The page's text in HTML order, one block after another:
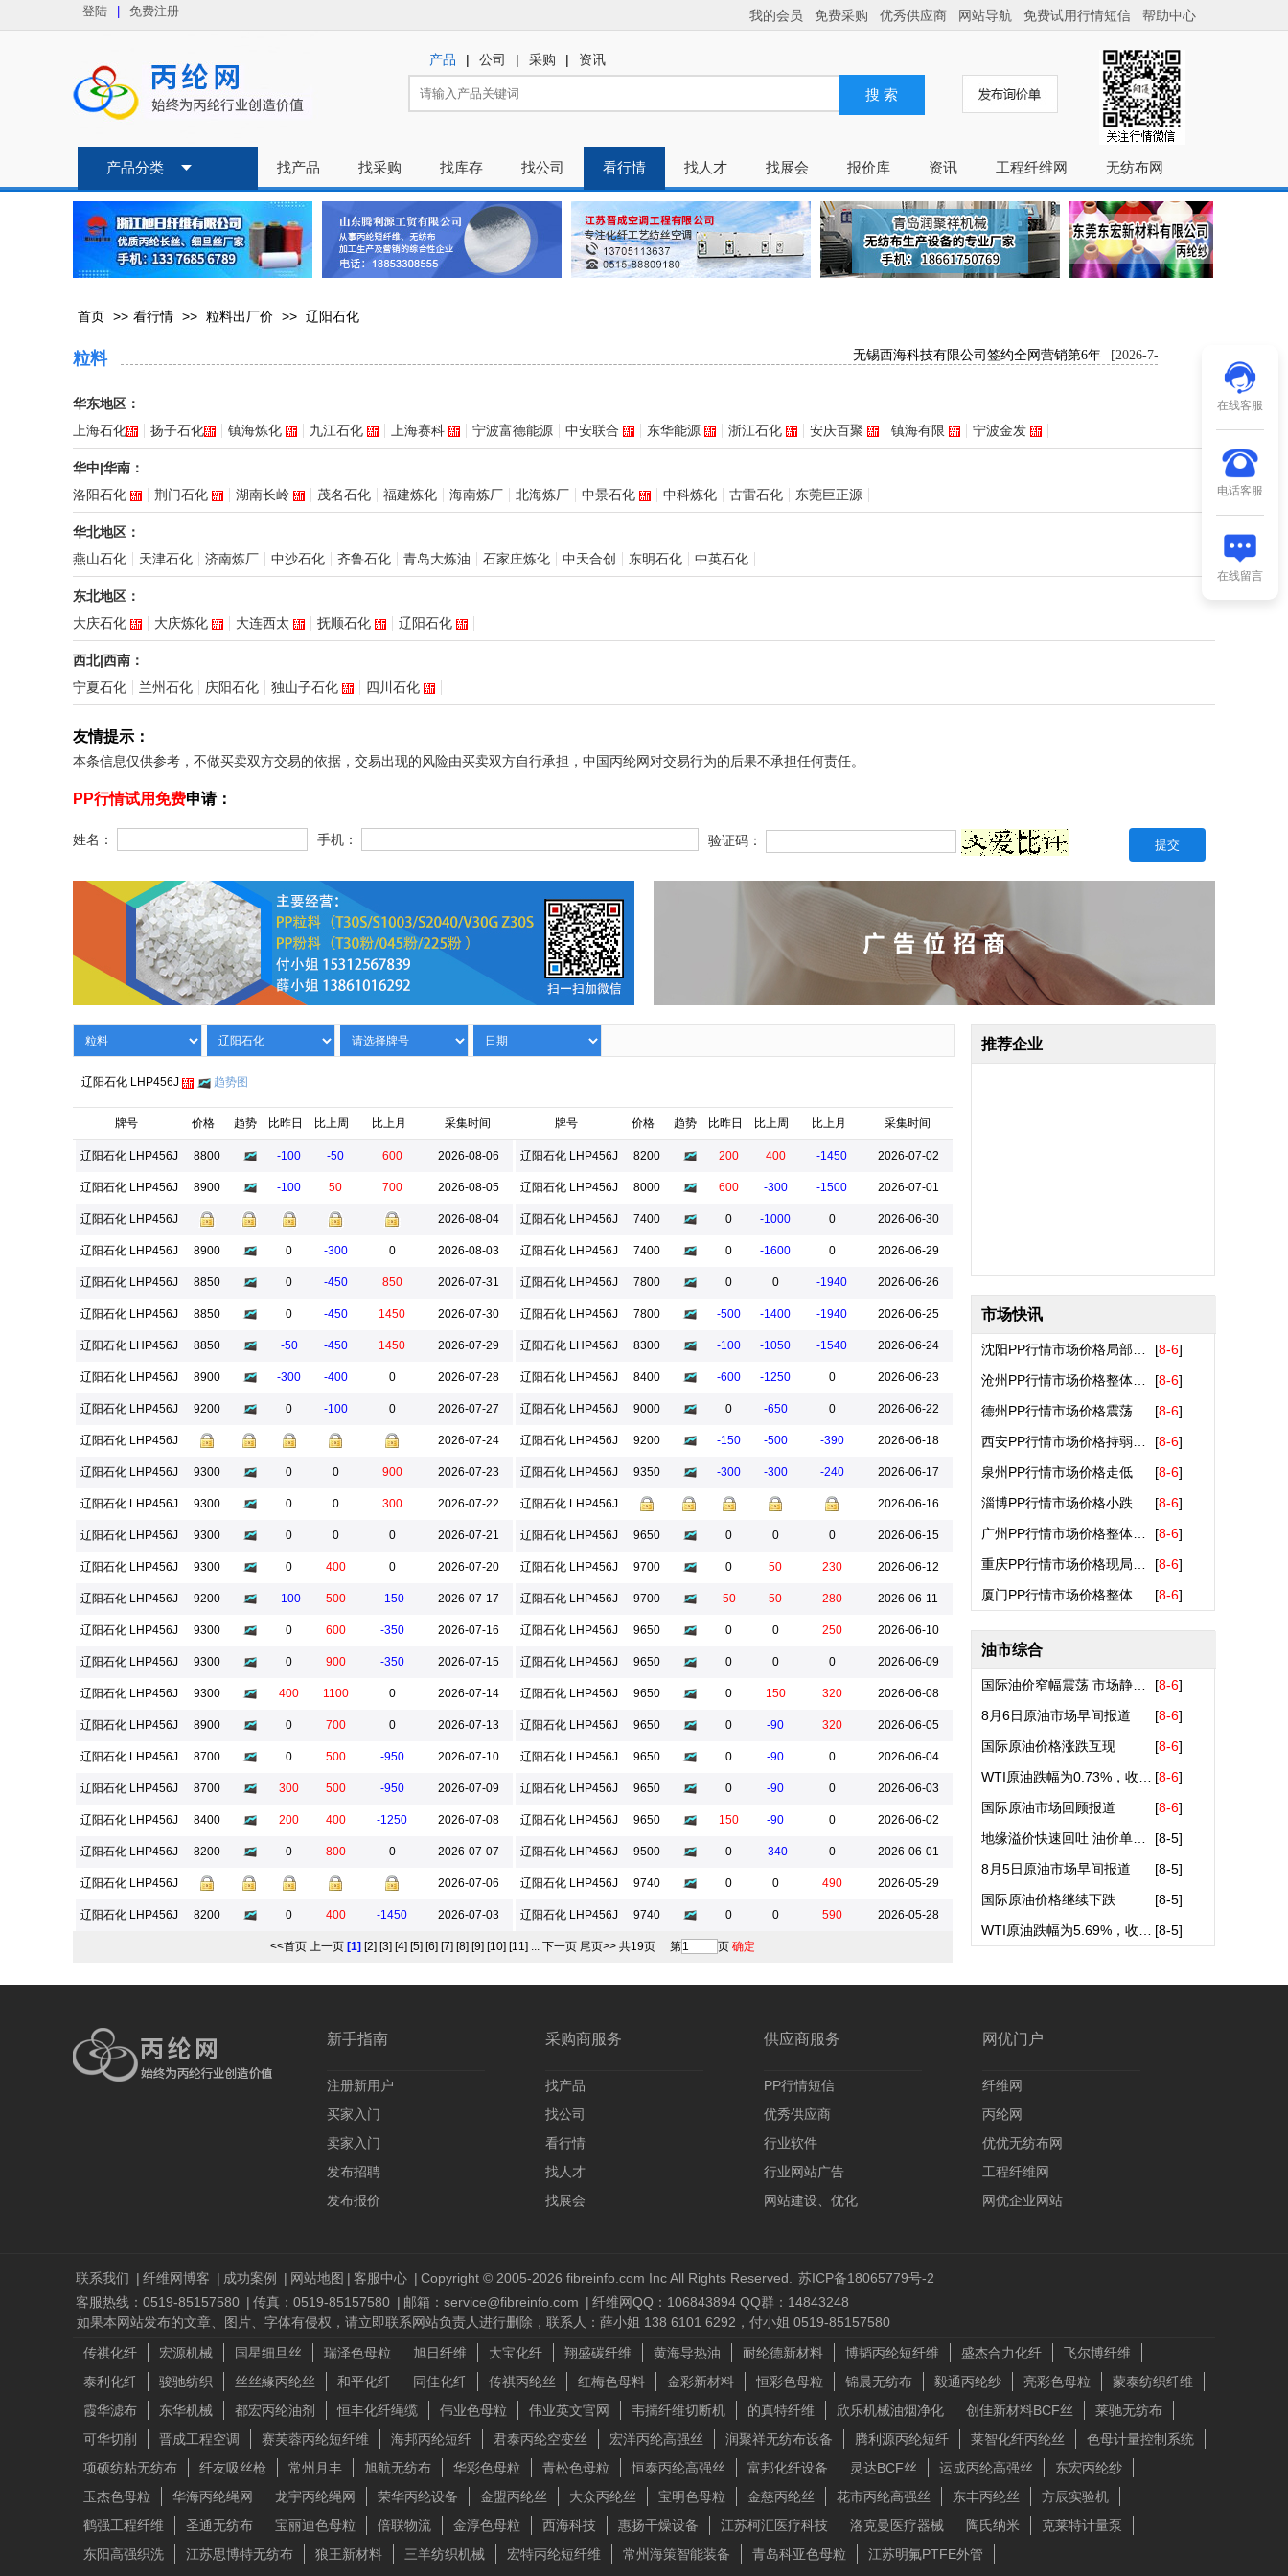
登陆 免费注册 我的会员 免费采购 优秀供应商 网站导航 免费试用行情短信 帮助中心
产品 | 公司 | 采购 | 资讯
搜 索
产品分类 找产品 找采购 找库存 找公司 看行情 找人才 找展会 报价库 资讯 工程纤维网 无纺布网
首页 >> 看行情 >> 粒料出厂价 >> 辽阳石化
粒料 无锡西海科技有限公司签约全网营销第6年 [2026-7-1]
常州市盛
热烈祝
华东地区：
上海石化
扬子石化 镇海炼化 九江石化 上海赛科 宁波富德能源 中安联合 东华能源 浙江石化 安庆百聚 镇海有限 宁波金发
华中|华南：
洛阳石化
荆门石化 湖南长岭 茂名石化 福建炼化 海南炼厂 北海炼厂 中景石化 中科炼化 古雷石化 东莞巨正源
华北地区：
燕山石化
天津石化 济南炼厂 中沙石化 齐鲁石化 青岛大炼油 石家庄炼化 中天合创 东明石化 中英石化
东北地区：
大庆石化
大庆炼化 大连西太 抚顺石化 辽阳石化
西北|西南：
宁夏石化
兰州石化 庆阳石化 独山子石化 四川石化
友情提示：
本条信息仅供参考，不做买卖双方交易的依据，交易出现的风险由买卖双方自行承担，中国丙纶网对交易行为的后果不承担任何责任。
PP行情试用免费申请：
姓名： 手机： 验证码： 提交
辽阳石化 LHP456J 趋势图
牌号 价格 趋势 比昨日 比上周 比上月 采集时间 牌号 价格 趋势 比昨日 比上周 比上月 采集时间
辽阳石化 LHP456J 8800 -100 -50 600 2026-08-06
辽阳石化 LHP456J 8900 -100 50 700 2026-08-05
辽阳石化 LHP456J 2026-08-04
辽阳石化 LHP456J 8900 0 -300 0 2026-08-03
辽阳石化 LHP456J 8850 0 -450 850 2026-07-31
辽阳石化 LHP456J 8850 0 -450 1450 2026-07-30
辽阳石化 LHP456J 8850 -50 -450 1450 2026-07-29
辽阳石化 LHP456J 8900 -300 -400 0 2026-07-28
辽阳石化 LHP456J 9200 0 -100 0 2026-07-27
辽阳石化 LHP456J 2026-07-24
辽阳石化 LHP456J 9300 0 0 900 2026-07-23
辽阳石化 LHP456J 9300 0 0 300 2026-07-22
辽阳石化 LHP456J 9300 0 0 0 2026-07-21
辽阳石化 LHP456J 9300 0 400 0 2026-07-20
辽阳石化 LHP456J 9200 -100 500 -150 2026-07-17
辽阳石化 LHP456J 9300 0 600 -350 2026-07-16
辽阳石化 LHP456J 9300 0 900 -350 2026-07-15
辽阳石化 LHP456J 9300 400 1100 0 2026-07-14
辽阳石化 LHP456J 8900 0 700 0 2026-07-13
辽阳石化 LHP456J 8700 0 500 -950 2026-07-10
辽阳石化 LHP456J 8700 300 500 -950 2026-07-09
辽阳石化 LHP456J 8400 200 400 -1250 2026-07-08
辽阳石化 LHP456J 8200 0 800 0 2026-07-07
辽阳石化 LHP456J 2026-07-06
辽阳石化 LHP456J 8200 0 400 -1450 2026-07-03
辽阳石化 LHP456J 8200 200 400 -1450 2026-07-02
辽阳石化 LHP456J 8000 600 -300 -1500 2026-07-01
辽阳石化 LHP456J 7400 0 -1000 0 2026-06-30
辽阳石化 LHP456J 7400 0 -1600 0 2026-06-29
辽阳石化 LHP456J 7800 0 0 -1940 2026-06-26
辽阳石化 LHP456J 7800 -500 -1400 -1940 2026-06-25
辽阳石化 LHP456J 8300 -100 -1050 -1540 2026-06-24
辽阳石化 LHP456J 8400 -600 -1250 0 2026-06-23
辽阳石化 LHP456J 9000 0 -650 0 2026-06-22
辽阳石化 LHP456J 9200 -150 -500 -390 2026-06-18
辽阳石化 LHP456J 9350 -300 -300 -240 2026-06-17
辽阳石化 LHP456J 2026-06-16
辽阳石化 LHP456J 9650 0 0 0 2026-06-15
辽阳石化 LHP456J 9700 0 50 230 2026-06-12
辽阳石化 LHP456J 9700 50 50 280 2026-06-11
辽阳石化 LHP456J 9650 0 0 250 2026-06-10
辽阳石化 LHP456J 9650 0 0 0 2026-06-09
辽阳石化 LHP456J 9650 0 150 320 2026-06-08
辽阳石化 LHP456J 9650 0 -90 320 2026-06-05
辽阳石化 LHP456J 9650 0 -90 0 2026-06-04
辽阳石化 LHP456J 9650 0 -90 0 2026-06-03
辽阳石化 LHP456J 9650 150 -90 0 2026-06-02
辽阳石化 LHP456J 9500 0 -340 0 2026-06-01
辽阳石化 LHP456J 9740 0 0 490 2026-05-29
辽阳石化 LHP456J 9740 0 0 590 2026-05-28
<<首页 上一页 [1] [2] [3] [4] [5] [6] [7] [8] [9] [10] [11] ... 下一页 尾页>> 共19页 第 页 确定
推荐企业
嘉兴胜邦科技有限公司
盐城市翔盛碳纤维科技有限公司
江苏晋成空调工程有限公司
常熟赛芙蓉纤维制品有限公司
上海韦揣信息技术有限公司
唐山伟业塑料有限公司
常州都宏化工科技有限公司
广东蒙泰高新纤维股份有限公司
苏州显松化纤纸管厂
江苏海邦新材料有限公司
常州国星特种化纤有限公司
上海依石实业有限公司
常州市盛杰合力化纤有限公司
常州市君泰化纤制品有限公司
常州运成化纤材料有限公司
常州市富邦化纤机械厂
滨州恒泰化纤制品有限公司
山东滨州华海化纤有限责任公司
烟台亮彩塑料科技有限公司
市场快讯
[8-6]
[8-6]
[8-6]
[8-6]
泉州PP行情市场价格走低
[8-6]
淄博PP行情市场价格小跌
[8-6]
[8-6]
[8-6]
[8-6]
油市综合
[8-6]
8月6日原油市场早间报道
[8-6]
国际原油价格涨跌互现
[8-6]
[8-6]
国际原油市场回顾报道
[8-6]
[8-5]
8月5日原油市场早间报道
[8-5]
国际原油价格继续下跌
[8-5]
[8-5]
新手指南
注册新用户
买家入门
卖家入门
发布招聘
发布报价
采购商服务
找产品
找公司
看行情
找人才
找展会
供应商服务
PP行情短信
优秀供应商
行业软件
行业网站广告
网站建设、优化
网优门户
纤维网
丙纶网
优优无纺布网
工程纤维网
网优企业网站
联系我们 | 纤维网博客 | 成功案例 | 网站地图 | 客服中心 | Copyright © 2005-2026 fibreinfo.com Inc All Rights Reserved.
苏ICP备18065779号-2
客服热线：0519-85157580 | 传真：0519-85157580 | 邮箱：service@fibreinfo.com | 纤维网QQ：106843894 QQ群：14843248
如果本网站发布的文章、图片、字体有侵权，请立即联系网站负责人进行删除，联系人：薛小姐 138 6101 6292，付小姐 0519-85157580
传祺化纤
宏源机械 国星细旦丝 瑞泽色母粒 旭日纤维 大宝化纤 翔盛碳纤维 黄海导热油 耐纶德新材料 博韬丙纶短纤维 盛杰合力化纤
飞尔博纤维
泰利化纤
骏驰纺织 丝丝緣丙纶丝 和平化纤 同佳化纤 传祺丙纶丝 红梅色母料 金彩新材料 恒彩色母粒 锦晨无纺布 毅通丙纶纱 亮彩色母粒
蒙泰纺织纤维
霞华滤布
东华机械 都宏丙纶油剂 恒丰化纤绳缆 伟业色母粒 伟业英文官网 韦揣纤维切断机 的真特纤维 欣乐机械油烟净化 创佳新材料BCF丝
莱驰无纺布
可华切削
晋成工程空调 赛芙蓉丙纶短纤维 海邦丙纶短纤 君泰丙纶空变丝 宏洋丙纶高强丝 润聚祥无纺布设备 腾利源丙纶短纤 莱智化纤丙纶丝
色母计量控制系统
项硕纺粘无纺布
纤友吸丝枪 常州月丰 旭航无纺布 华彩色母粒 青松色母粒 恒泰丙纶高强丝 富邦化纤设备 灵达BCF丝 运成丙纶高强丝
东宏丙纶纱
玉杰色母粒
华海丙纶绳网 龙宇丙纶绳网 荣华丙纶设备 金盟丙纶丝 大众丙纶丝 宝明色母粒 金慈丙纶丝 花市丙纶高强丝 东丰丙纶丝
方辰实验机
鹤强工程纤维
圣通无纺布 宝丽迪色母粒 倍联物流 金淳色母粒 西海科技 惠扬干燥设备 江苏柯汇医疗科技 洛克曼医疗器械 陶氏纳米
克莱特计量泵
东阳高强织洗
江苏思博特无纺布 狼王新材料 三羊纺织机械 宏特丙纶短纤维 常州海策智能装备 青岛科亚色母粒 江苏明氟PTFE外管
在线客服
电话客服
在线留言